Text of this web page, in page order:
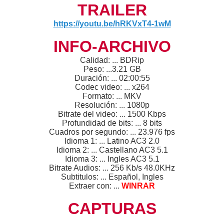
TRAILER
https://youtu.be/hRKVxT4-1wM
INFO-ARCHIVO
Calidad: ... BDRip
Peso: ...3.21 GB
Duración: ... 02:00:55
Codec video: ... x264
Formato: ... MKV
Resolución: ... 1080p
Bitrate del video: ... 1500 Kbps
Profundidad de bits: ... 8 bits
Cuadros por segundo: ... 23.976 fps
Idioma 1: ... Latino AC3 2.0
Idioma 2: ... Castellano AC3 5.1
Idioma 3: ... Ingles AC3 5.1
Bitrate Audios: ... 256 Kb/s 48.0KHz
Subtitulos: ... Español, Ingles
Extraer con: ... WINRAR
CAPTURAS